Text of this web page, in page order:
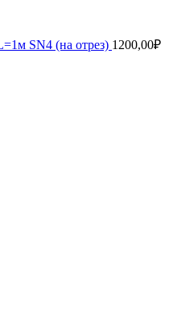
SN4 (на отрез) 1200,00₽